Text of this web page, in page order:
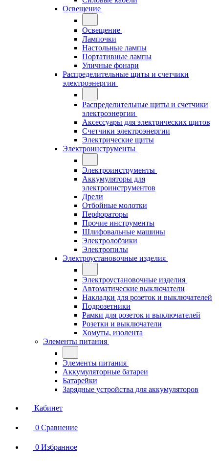
Освещение
Освещение
Лампочки
Настольные лампы
Портативные лампы
Уличные фонари
Распределительные щиты и счетчики
электроэнергии
Распределительные щиты и счетчики
электроэнергии
Аксессуары для электрических щитов
Счетчики электроэнергии
Электрические щиты
Электроинструменты
Электроинструменты
Аккумуляторы для
электроинструментов
Дрели
Отбойные молотки
Перфораторы
Прочие инструменты
Шлифовальные машины
Электролобзики
Электропилы
Электроустановочные изделия
Электроустановочные изделия
Автоматические выключатели
Накладки для розеток и выключателей
Подрозетники
Рамки для розеток и выключателей
Розетки и выключатели
Хомуты, изолента
Элементы питания
Элементы питания
Аккумуляторные батареи
Батарейки
Зарядные устройства для аккумуляторов
Кабинет
0 Сравнение
0 Избранное